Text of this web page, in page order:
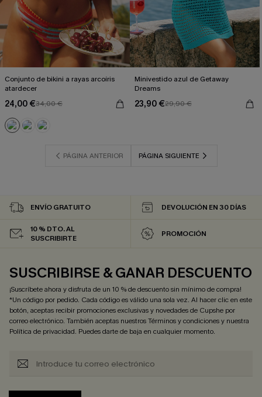
Conjunto de bikini a rayas arcoíris
atardecer
24,00 €34,00 €
Minivestido azul de Getaway
Dreams
23,90 €29,90 €
PÁGINA ANTERIOR PÁGINA SIGUIENTE
ENVÍO GRATUITO DEVOLUCIÓN EN 30 DÍAS
10 % DTO. AL
SUSCRIBIRTE
PROMOCIÓN
SUSCRIBIRSE & GANAR DESCUENTO
¡Suscríbete ahora y disfruta de un 10 % de descuento sin mínimo de compra!
*Un código por pedido. Cada código es válido una sola vez. Al hacer clic en este
botón, aceptas recibir promociones exclusivas y novedades de Cupshe por
correo electrónico. También aceptas nuestrosTérminos y condicionesy nuestra
Política de privacidad. Puedes darte de baja en cualquier momento.